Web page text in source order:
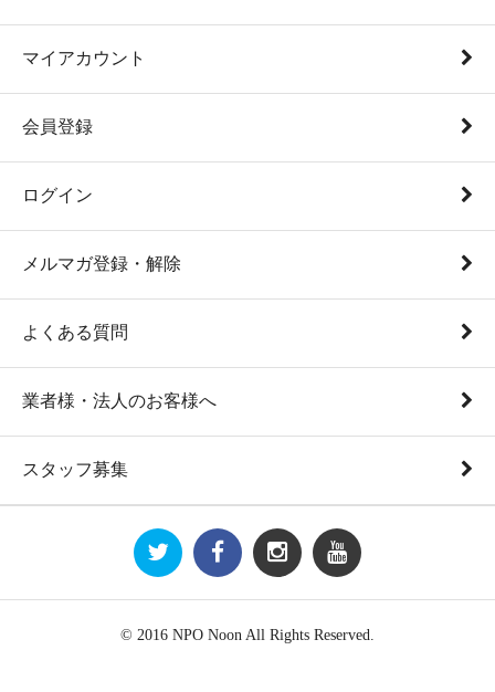
マイアカウント
会員登録
ログイン
メルマガ登録・解除
よくある質問
業者様・法人のお客様へ
スタッフ募集
© 2016 NPO Noon All Rights Reserved.